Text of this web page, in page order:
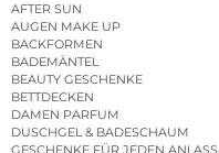
AFTER SUN
AUGEN MAKE UP
BACKFORMEN
BADEMÄNTEL
BEAUTY GESCHENKE
BETTDECKEN
DAMEN PARFUM
DUSCHGEL & BADESCHAUM